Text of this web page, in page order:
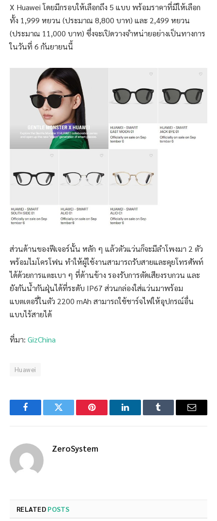
X Huawei โดยมีกรอบให้เลือกถึง 5 แบบ พร้อมราคาที่มีให้เลือก
ทั้ง 1,999 หยวน (ประมาณ 8,800 บาท) และ 2,499 หยวน
(ประมาณ 11,000 บาท) ซึ่งจะเปิดวางจำหน่ายอย่างเป็นทางการ
ในวันที่ 6 กันยายนนี้
ส่วนด้านของฟีเจอร์นั้น หลัก ๆ แล้วตัวแว่นก็จะมีลำโพงมา 2 ตัว
พร้อมไมโครโฟน ทำให้ผู้ใช้งานสามารถรับสายและคุยโทรศัพท์
ได้ด้วยการแตะเบา ๆ ที่ด้านข้าง รองรับการตัดเสียงรบกวน และ
ยังกันน้ำกันฝุ่นได้ที่ระดับ IP67 ส่วนกล่องใส่แว่นมาพร้อม
แบตเตอรี่ในตัว 2200 mAh สามารถใช้ชาร์จไฟให้อุปกรณ์อื่น
แบบไร้สายได้
ที่มา: GizChina
Huawei
FacebookTwitter Pinterest LinkedInTumblr Email
ZeroSystem
RELATED POSTS